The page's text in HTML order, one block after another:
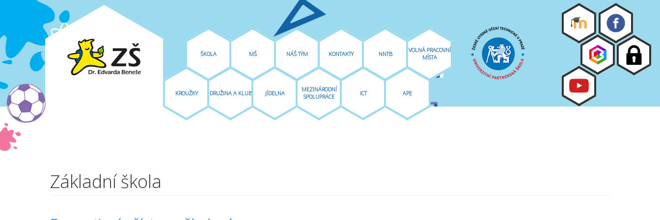
: Unparenthesized `a ? b : c ? d : e` is deprecated. Use either `(a ? b : c) ? d : e` or `a ? b : (c ? d : e)` in /home/zscakovice/public_html/sites/all/modules/linkimagefield/linkimagefield.module
Přejít k hlavnímu obsahu
KROUŽKY
ŠKOLA
DRUŽINA A KLUB JÍDELNA
MEZINÁRODNÍ
SPOLUPRÁCE
NÁŠ TÝM KONTAKTY
ICT APE
MŠ NNTB
VOLNÁ PRACOVNÍ
MÍSTA
Základní škola